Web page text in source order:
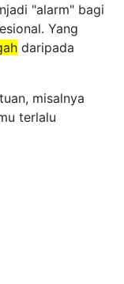
"alarm" bagi
Yang
daripada
misalnya
terlalu